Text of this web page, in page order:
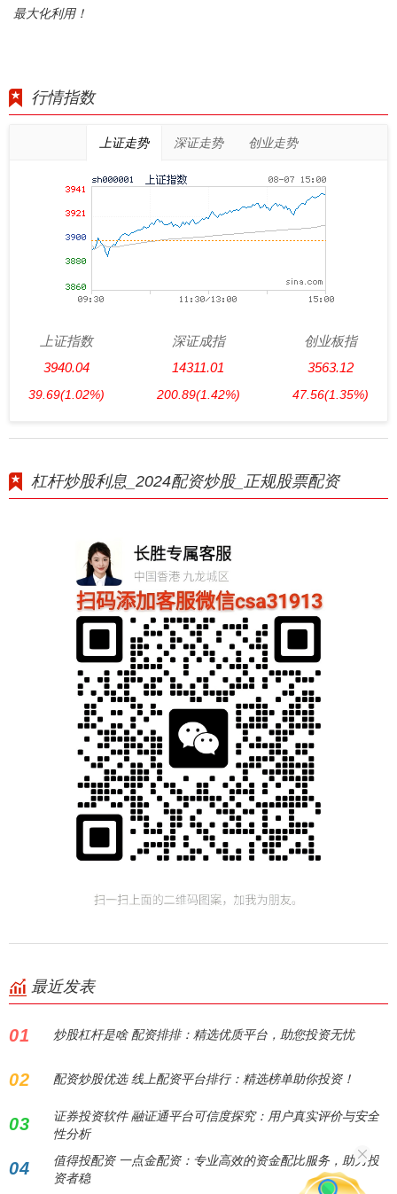
最大化利用！
行情指数
上证走势 深证走势 创业走势
上证指数
3940.04
39.69(1.02%)
深证成指
14311.01
200.89(1.42%)
创业板指
3563.12
47.56(1.35%)
杠杆炒股利息_2024配资炒股_正规股票配资
最近发表
01 炒股杠杆是啥 配资排排：精选优质平台，助您投资无忧
02 配资炒股优选 线上配资平台排行：精选榜单助你投资！
03
证券投资软件 融证通平台可信度探究：用户真实评价与安全
性分析
04
值得投配资 一点金配资：专业高效的资金配比服务，助力投
资者稳